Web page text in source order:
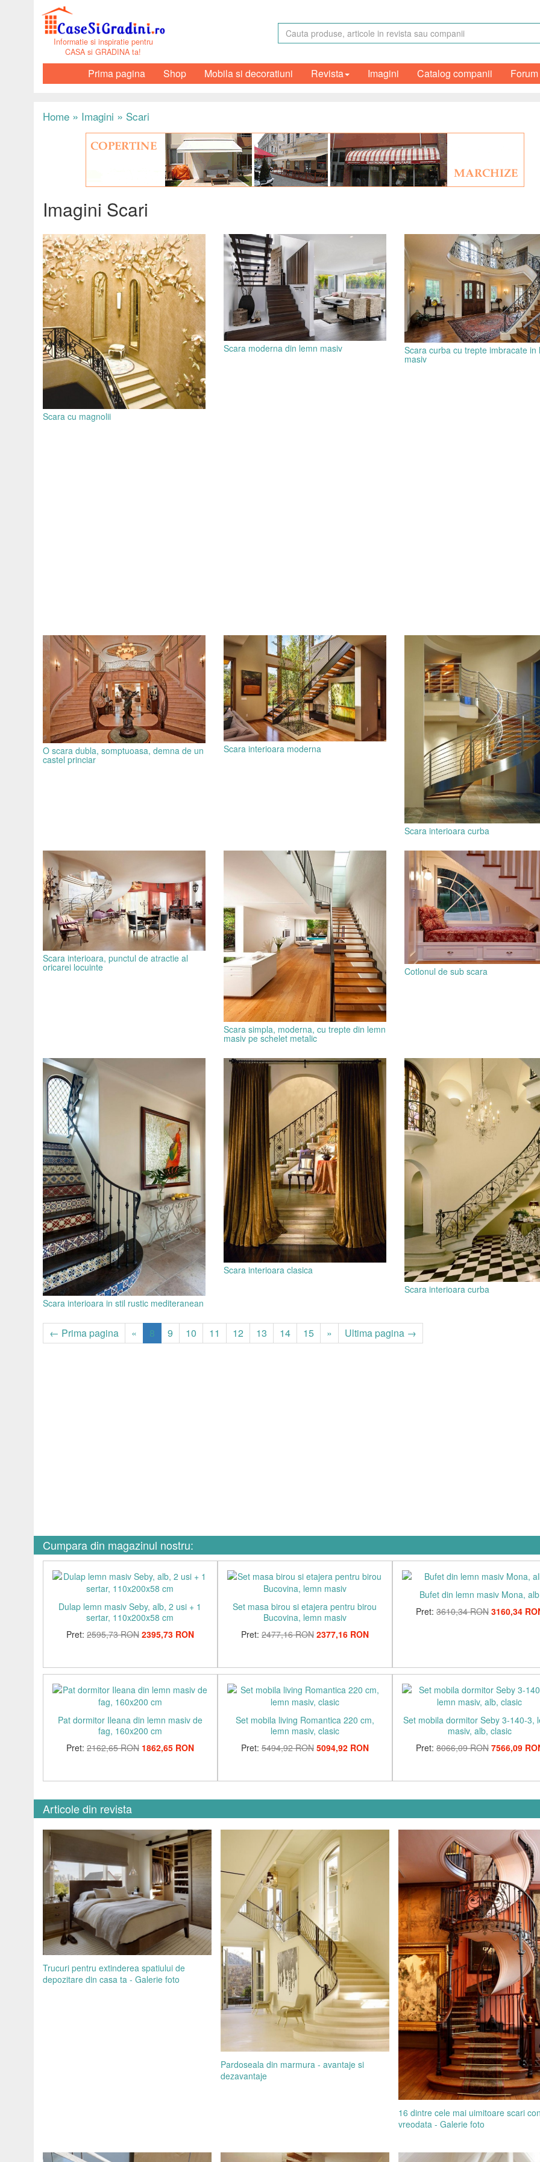
Informatie si inspiratie pentru
CASA si GRADINA ta!
Prima pagina Shop Mobila si decoratiuni Revista Imagini Catalog companii Forum
Home » Imagini » Scari
Imagini Scari
Scara cu magnolii
Scara moderna din lemn masiv Scara curba cu trepte imbracate in
masiv
O scara dubla, somptuoasa, demna de un
castel princiar
Scara interioara moderna
Scara interioara curba
Scara interioara, punctul de atractie al
oricarei locuinte
Scara simpla, moderna, cu trepte din lemn
masiv pe schelet metalic
Cotlonul de sub scara
Scara interioara in stil rustic mediteranean
Scara interioara clasica
Scara interioara curba
← Prima pagina « 8 9 10 11 12 13 14 15 » Ultima pagina →
Cumpara din magazinul nostru:
Dulap lemn masiv Seby, alb, 2 usi + 1
sertar, 110x200x58 cm
Pret: 2595,73 RON 2395,73 RON
Set masa birou si etajera pentru birou
Bucovina, lemn masiv
Pret: 2477,16 RON 2377,16 RON
Bufet din lemn masiv Mona, alb
Pret: 3610,34 RON 3160,34
Pat dormitor Ileana din lemn masiv de
fag, 160x200 cm
Pret: 2162,65 RON 1862,65 RON
Set mobila living Romantica 220 cm,
lemn masiv, clasic
Pret: 5494,92 RON 5094,92 RON
Set mobila dormitor Seby 3-140-3,
masiv, alb, clasic
Pret: 8066,09 RON 7566,09
Articole din revista
Trucuri pentru extinderea spatiului de
depozitare din casa ta - Galerie foto
Pardoseala din marmura - avantaje si
dezavantaje
16 dintre cele mai uimitoare scari
vreodata - Galerie foto